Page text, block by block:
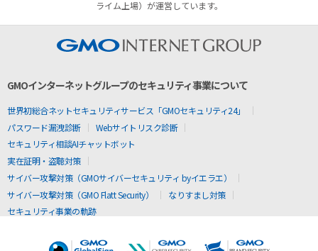
ライム上場）が運営しています。
GMOインターネットグループのセキュリティ事業について
世界初総合ネットセキュリティサービス「GMOセキュリティ24」
パスワード漏洩診断
Webサイトリスク診断
セキュリティ相談AIチャットボット
実在証明・盗聴対策
サイバー攻撃対策（GMOサイバーセキュリティ byイエラエ）
サイバー攻撃対策（GMO Flatt Security）
なりすまし対策
セキュリティ事業の軌跡